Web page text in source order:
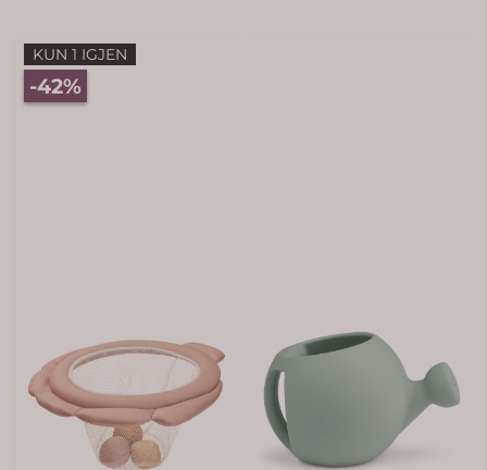
KUN 1 IGJEN
-42%